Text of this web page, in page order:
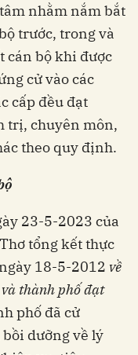
nhằm nắm bắt
trước, trong và
cán bộ khi được
cử vào các
cấp đều đạt
trị, chuyên môn,
theo quy định.
23-5-2023 của
tổng kết thực
18-5-2012 về
và thành phố đạt
phố đã cử
dưỡng về lý